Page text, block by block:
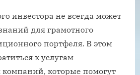
инвестора не всегда может
для грамотного
портфеля. В этом
к услугам
которые помогут